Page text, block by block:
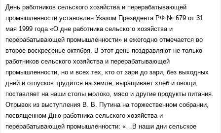
День работников сельского хозяйства и перерабатывающей
промышленности установлен Указом Президента РФ № 679 от 31
мая 1999 года «О дне работника сельского хозяйства и
перерабатывающей промышленности» и ежегодно отмечается во
второе воскресенье октября. В этот день поздравляют не только
работников сельского хозяйства и перерабатывающей
промышленности, но и всех тех, кто от зари до зари, без выходных
дней и отпусков трудится на земле, выращивает хлеб и овощи,
поставляет на наши столы молоко, мясо и другие продукты питания.
Отрывок из выступления В. В. Путина на торжественном собрании,
посвященном Дню работника сельского хозяйства и
перерабатывающей промышленности: «…В наши дни сельское